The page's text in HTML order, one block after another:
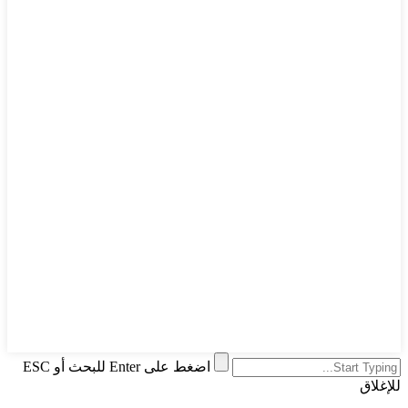
اضغط على Enter للبحث أو ESC
للإغلاق